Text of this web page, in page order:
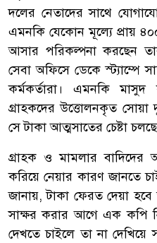
দলের নেতাদের সাথে
এমনকি যেকোন মূল্যে প্রায়
আসার পরিকল্পনা করছেন
সেবা অফিসে ডেকে স্ট্যাম্পে
কর্মকর্তারা। এমনকি মাসুদ
গ্রাহকদের উত্তোলনকৃত সোয়া
সে টাকা আত্মসাতের চেষ্টা
গ্রাহক ও মামলার বাদিদের
করিয়ে নেয়ার কারণ জানতে
জানায়, টাকা ফেরত দেয়া হবে
সাক্ষর করার আগে এক কপি
দেখতে চাইলে তা না দেখিয়ে